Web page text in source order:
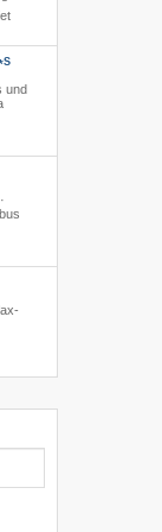
S
und